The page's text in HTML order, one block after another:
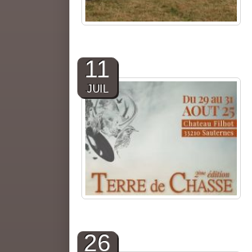
11
JUIL
26